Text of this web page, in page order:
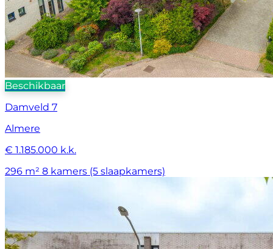
Beschikbaar
Damveld 7
Almere
€ 1.185.000 k.k.
296 m² 8 kamers (5 slaapkamers)